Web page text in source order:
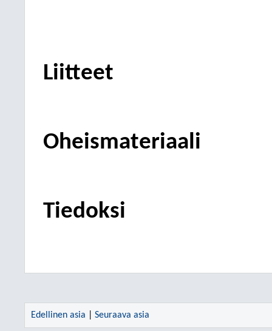
Liitteet
Oheismateriaali
Tiedoksi
Edellinen asia Seuraava asia